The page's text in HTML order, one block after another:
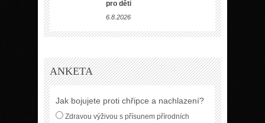
pro děti
6.8.2026
ANKETA
Jak bojujete proti chřipce a nachlazení?
Zdravou výživou s přísunem přírodních